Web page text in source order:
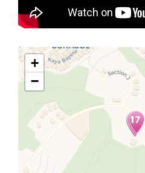
Travelers' Map
If you see this
loaded
+
−